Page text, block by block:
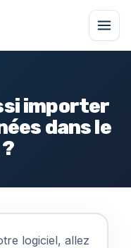
importer
dans le
logiciel, allez